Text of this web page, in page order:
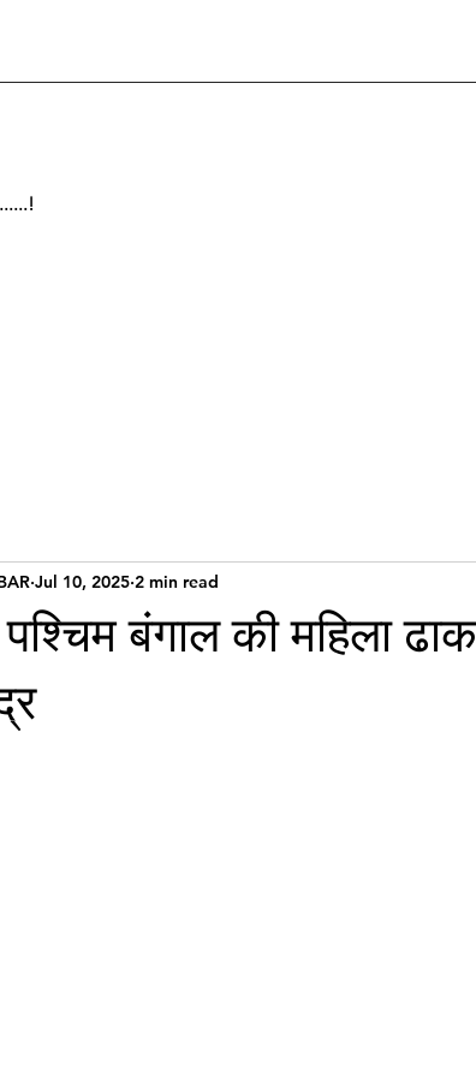
बंगाल की महिला
Jul 10, 2025 2 min read